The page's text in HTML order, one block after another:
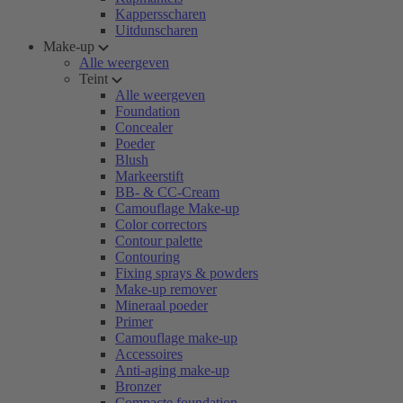
Kappersscharen
Uitdunscharen
Make-up
Alle weergeven
Teint
Alle weergeven
Foundation
Concealer
Poeder
Blush
Markeerstift
BB- & CC-Cream
Camouflage Make-up
Color correctors
Contour palette
Contouring
Fixing sprays & powders
Make-up remover
Mineraal poeder
Primer
Camouflage make-up
Accessoires
Anti-aging make-up
Bronzer